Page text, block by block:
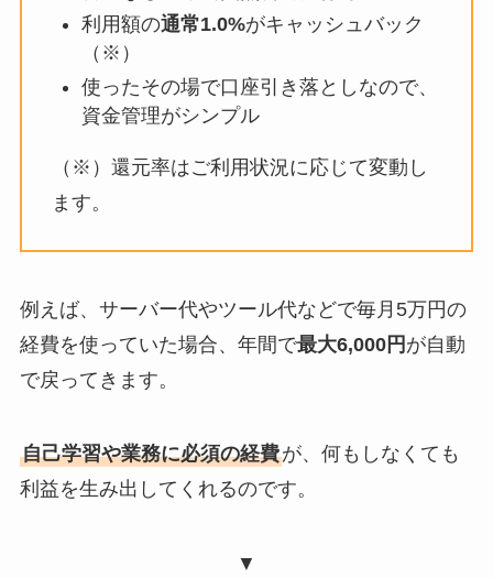
利用額の通常1.0%がキャッシュバック
（※）
使ったその場で口座引き落としなので、
資金管理がシンプル
（※）還元率はご利用状況に応じて変動し
ます。
例えば、サーバー代やツール代などで毎月5万円の
経費を使っていた場合、年間で最大6,000円 が自動
で戻ってきます。
自己学習や業務に必須の経費が、何もしなくても
利益を生み出してくれるのです。
▼